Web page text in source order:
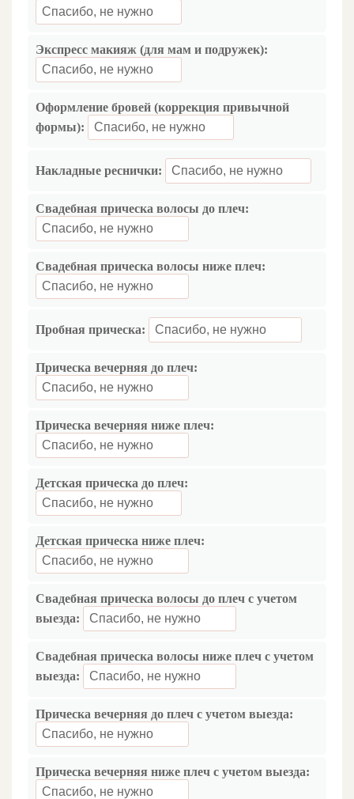
Экспресс макияж (для мам и подружек):
Оформление бровей (коррекция привычной
формы):
Накладные реснички:
Свадебная прическа волосы до плеч:
Свадебная прическа волосы ниже плеч:
Пробная прическа:
Прическа вечерняя до плеч:
Прическа вечерняя ниже плеч:
Детская прическа до плеч:
Детская прическа ниже плеч:
Свадебная прическа волосы до плеч с учетом
выезда:
Свадебная прическа волосы ниже плеч с учетом
выезда:
Прическа вечерняя до плеч с учетом выезда:
Прическа вечерняя ниже плеч с учетом выезда: